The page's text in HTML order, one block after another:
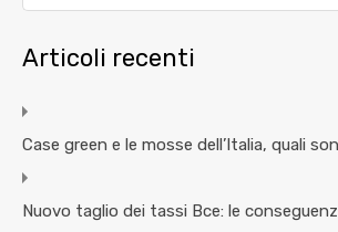
Articoli recenti
Case green e le mosse dell’Italia, quali
Nuovo taglio dei tassi Bce: le